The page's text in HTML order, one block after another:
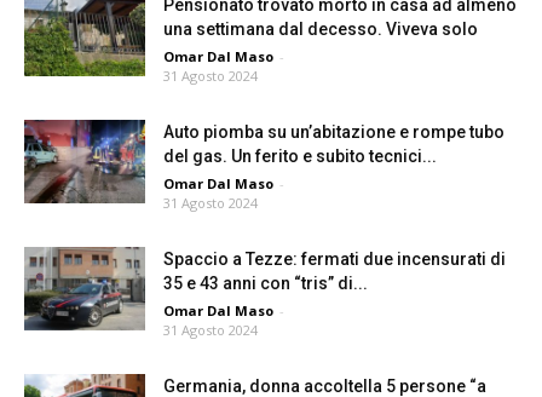
Pensionato trovato morto in casa ad almeno
una settimana dal decesso. Viveva solo
Omar Dal Maso -
31 Agosto 2024
Auto piomba su un’abitazione e rompe tubo
del gas. Un ferito e subito tecnici...
Omar Dal Maso -
31 Agosto 2024
Spaccio a Tezze: fermati due incensurati di
35 e 43 anni con “tris” di...
Omar Dal Maso -
31 Agosto 2024
Germania, donna accoltella 5 persone “a